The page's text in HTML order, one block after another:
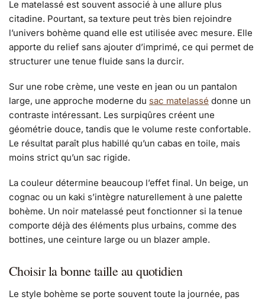
Le matelassé est souvent associé à une allure plus
citadine. Pourtant, sa texture peut très bien rejoindre
l’univers bohème quand elle est utilisée avec mesure. Elle
apporte du relief sans ajouter d’imprimé, ce qui permet de
structurer une tenue fluide sans la durcir.
Sur une robe crème, une veste en jean ou un pantalon
large, une approche moderne du sac matelassé donne un
contraste intéressant. Les surpiqûres créent une
géométrie douce, tandis que le volume reste confortable.
Le résultat paraît plus habillé qu’un cabas en toile, mais
moins strict qu’un sac rigide.
La couleur détermine beaucoup l’effet final. Un beige, un
cognac ou un kaki s’intègre naturellement à une palette
bohème. Un noir matelassé peut fonctionner si la tenue
comporte déjà des éléments plus urbains, comme des
bottines, une ceinture large ou un blazer ample.
Choisir la bonne taille au quotidien
Le style bohème se porte souvent toute la journée, pas